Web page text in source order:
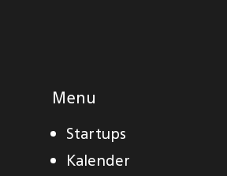
Menu
Startups
Kalender